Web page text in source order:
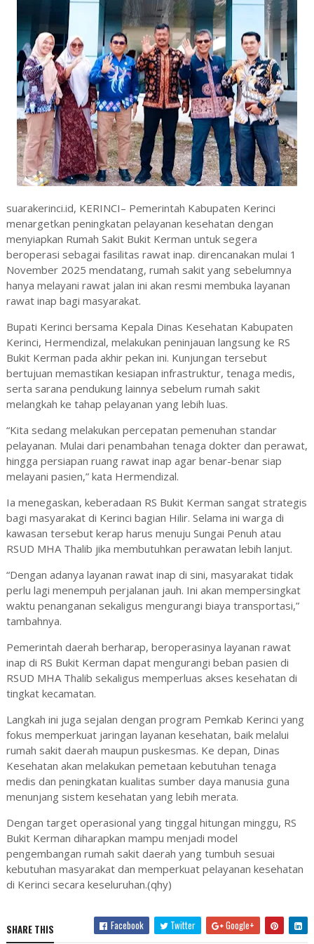
suarakerinci.id, KERINCI– Pemerintah Kabupaten Kerinci
menargetkan peningkatan pelayanan kesehatan dengan
menyiapkan Rumah Sakit Bukit Kerman untuk segera
beroperasi sebagai fasilitas rawat inap. direncanakan mulai 1
November 2025 mendatang, rumah sakit yang sebelumnya
hanya melayani rawat jalan ini akan resmi membuka layanan
rawat inap bagi masyarakat.
Bupati Kerinci bersama Kepala Dinas Kesehatan Kabupaten
Kerinci, Hermendizal, melakukan peninjauan langsung ke RS
Bukit Kerman pada akhir pekan ini. Kunjungan tersebut
bertujuan memastikan kesiapan infrastruktur, tenaga medis,
serta sarana pendukung lainnya sebelum rumah sakit
melangkah ke tahap pelayanan yang lebih luas.
“Kita sedang melakukan percepatan pemenuhan standar
pelayanan. Mulai dari penambahan tenaga dokter dan perawat,
hingga persiapan ruang rawat inap agar benar-benar siap
melayani pasien,” kata Hermendizal.
Ia menegaskan, keberadaan RS Bukit Kerman sangat strategis
bagi masyarakat di Kerinci bagian Hilir. Selama ini warga di
kawasan tersebut kerap harus menuju Sungai Penuh atau
RSUD MHA Thalib jika membutuhkan perawatan lebih lanjut.
“Dengan adanya layanan rawat inap di sini, masyarakat tidak
perlu lagi menempuh perjalanan jauh. Ini akan mempersingkat
waktu penanganan sekaligus mengurangi biaya transportasi,”
tambahnya.
Pemerintah daerah berharap, beroperasinya layanan rawat
inap di RS Bukit Kerman dapat mengurangi beban pasien di
RSUD MHA Thalib sekaligus memperluas akses kesehatan di
tingkat kecamatan.
Langkah ini juga sejalan dengan program Pemkab Kerinci yang
fokus memperkuat jaringan layanan kesehatan, baik melalui
rumah sakit daerah maupun puskesmas. Ke depan, Dinas
Kesehatan akan melakukan pemetaan kebutuhan tenaga
medis dan peningkatan kualitas sumber daya manusia guna
menunjang sistem kesehatan yang lebih merata.
Dengan target operasional yang tinggal hitungan minggu, RS
Bukit Kerman diharapkan mampu menjadi model
pengembangan rumah sakit daerah yang tumbuh sesuai
kebutuhan masyarakat dan memperkuat pelayanan kesehatan
di Kerinci secara keseluruhan.(qhy)
SHARE THIS Facebook Twitter Google+